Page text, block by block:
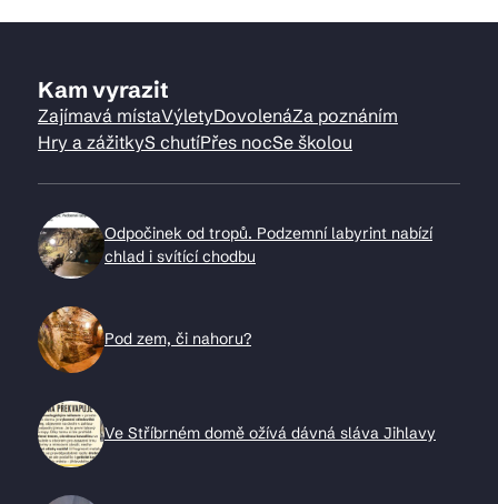
Kam vyrazit
Zajímavá místaVýletyDovolenáZa poznáním
Hry a zážitkyS chutíPřes nocSe školou
Odpočinek od tropů. Podzemní labyrint nabízí
chlad i svítící chodbu
Pod zem, či nahoru?
Ve Stříbrném domě ožívá dávná sláva Jihlavy